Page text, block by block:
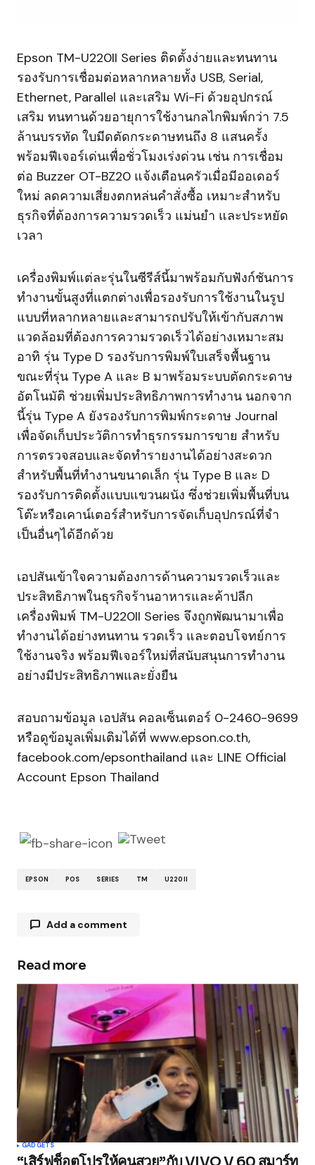
Epson TM-U220II Series ติดตั้งง่ายและทนทาน
รองรับการเชื่อมต่อหลากหลายทั้ง USB, Serial,
Ethernet, Parallel และเสริม Wi-Fi ด้วยอุปกรณ์
เสริม ทนทานด้วยอายุการใช้งานกลไกพิมพ์กว่า 7.5
ล้านบรรทัด ใบมีดตัดกระดาษทนถึง 8 แสนครั้ง
พร้อมฟีเจอร์เด่นเพื่อชั่วโมงเร่งด่วน เช่น การเชื่อม
ต่อ Buzzer OT-BZ20 แจ้งเตือนครัวเมื่อมีออเดอร์
ใหม่ ลดความเสี่ยงตกหล่นคำสั่งซื้อ เหมาะสำหรับ
ธุรกิจที่ต้องการความรวดเร็ว แม่นยำ และประหยัด
เวลา
เครื่องพิมพ์แต่ละรุ่นในซีรีส์นี้มาพร้อมกับฟังก์ชันการ
ทำงานขั้นสูงที่แตกต่างเพื่อรองรับการใช้งานในรูป
แบบที่หลากหลายและสามารถปรับให้เข้ากับสภาพ
แวดล้อมที่ต้องการความรวดเร็วได้อย่างเหมาะสม
อาทิ รุ่น Type D รองรับการพิมพ์ใบเสร็จพื้นฐาน
ขณะที่รุ่น Type A และ B มาพร้อมระบบตัดกระดาษ
อัตโนมัติ ช่วยเพิ่มประสิทธิภาพการทำงาน นอกจาก
นี้รุ่น Type A ยังรองรับการพิมพ์กระดาษ Journal
เพื่อจัดเก็บประวัติการทำธุรกรรมการขาย สำหรับ
การตรวจสอบและจัดทำรายงานได้อย่างสะดวก
สำหรับพื้นที่ทำงานขนาดเล็ก รุ่น Type B และ D
รองรับการติดตั้งแบบแขวนผนัง ซึ่งช่วยเพิ่มพื้นที่บน
โต๊ะหรือเคาน์เตอร์สำหรับการจัดเก็บอุปกรณ์ที่จำ
เป็นอื่นๆได้อีกด้วย
เอปสันเข้าใจความต้องการด้านความรวดเร็วและ
ประสิทธิภาพในธุรกิจร้านอาหารและค้าปลีก
เครื่องพิมพ์ TM-U220II Series จึงถูกพัฒนามาเพื่อ
ทำงานได้อย่างทนทาน รวดเร็ว และตอบโจทย์การ
ใช้งานจริง พร้อมฟีเจอร์ใหม่ที่สนับสนุนการทำงาน
อย่างมีประสิทธิภาพและยั่งยืน
สอบถามข้อมูล เอปสัน คอลเซ็นเตอร์ 0-2460-9699
หรือดูข้อมูลเพิ่มเติมได้ที่ www.epson.co.th,
facebook.com/epsonthailand และ LINE Official
Account Epson Thailand
EPSON POS SERIES TM U220II
Add a comment
Your email address will not be published.
Required fields are marked*
Comment *
Your Name*
Read more
GADGETS